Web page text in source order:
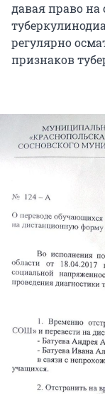
давая право на
регулярно
признаков